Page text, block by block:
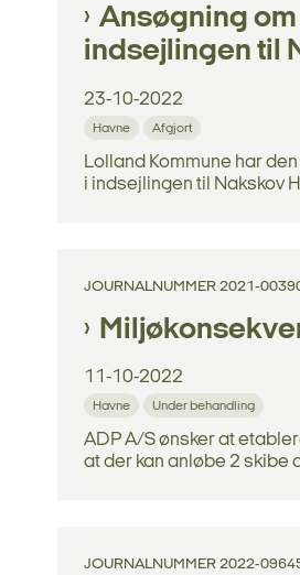
Ansøgning
indsejlingen til
23-10-2022
Havne Afgjort
Lolland Kommune har
i indsejlingen til Nakskov
JOURNALNUMMER 2021-
11-10-2022
Havne Under behandling
ADP A/S ønsker at
at der kan anløbe 2 skibe
JOURNALNUMMER 2022-